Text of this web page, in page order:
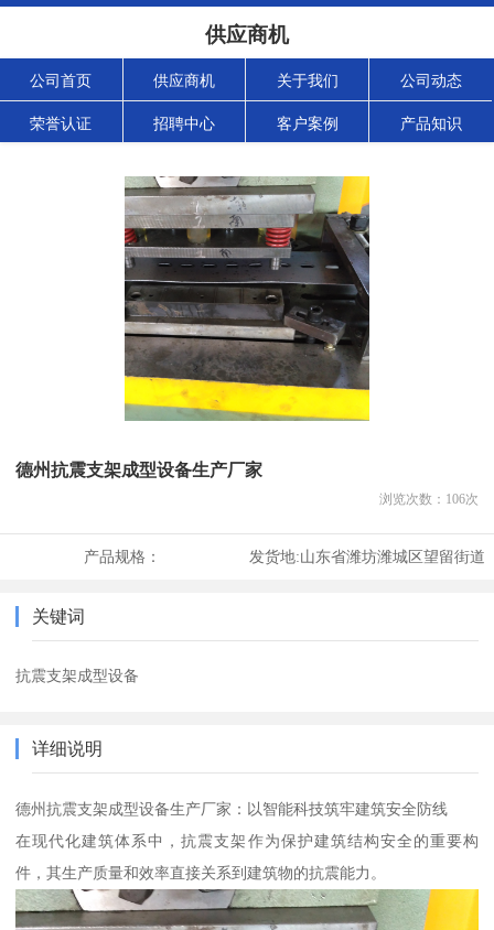
供应商机
公司首页 供应商机 关于我们 公司动态
荣誉认证 招聘中心 客户案例 产品知识
德州抗震支架成型设备生产厂家
浏览次数： 106次
产品规格： 发货地:山东省潍坊潍城区望留街道
关键词
抗震支架成型设备
详细说明
德州抗震支架成型设备生产厂家：以智能科技筑牢建筑安全防线
在现代化建筑体系中，抗震支架作为保护建筑结构安全的重要构
件，其生产质量和效率直接关系到建筑物的抗震能力。